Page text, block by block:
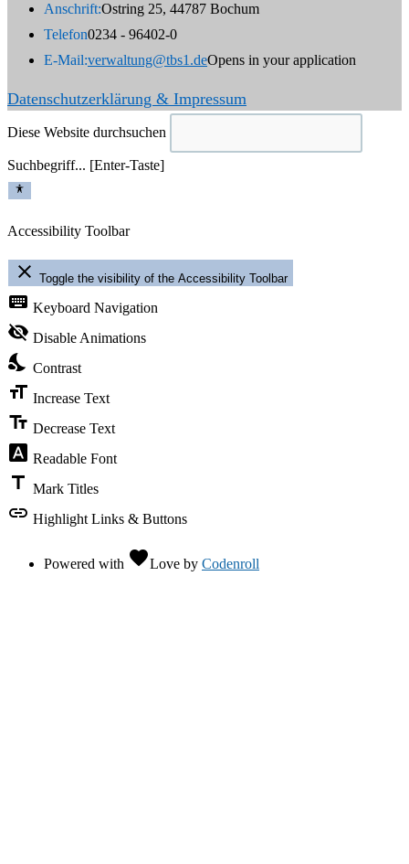
Anschrift:Ostring 25, 44787 Bochum
Telefon0234 - 96402-0
E-Mail:verwaltung@tbs1.deOpens in your application
Datenschutzerklärung & Impressum
Diese Website durchsuchen
Suchbegriff... [Enter-Taste]
Accessibility Toolbar
close Toggle the visibility of the Accessibility Toolbar
keyboard Keyboard Navigation
visibility_off Disable Animations
nights_stay Contrast
format_size Increase Text
text_fields Decrease Text
font_download Readable Font
title Mark Titles
link Highlight Links & Buttons
Powered with favoriteLove by Codenroll